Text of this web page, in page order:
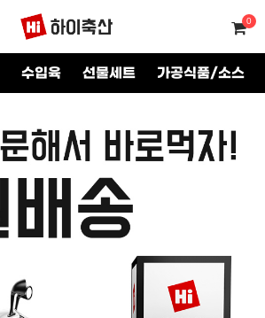
0
수입육 선물세트 가공식품/소스